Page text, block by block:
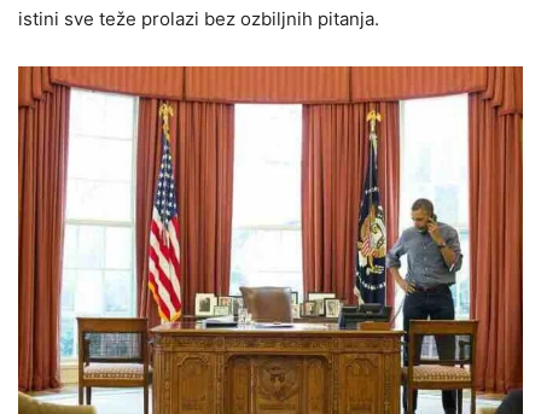
istini sve teže prolazi bez ozbiljnih pitanja.